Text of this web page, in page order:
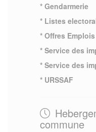
* Gendarmerie
* Listes
* Offres Emplois
* Service des
* Service des
* URSSAF
commune